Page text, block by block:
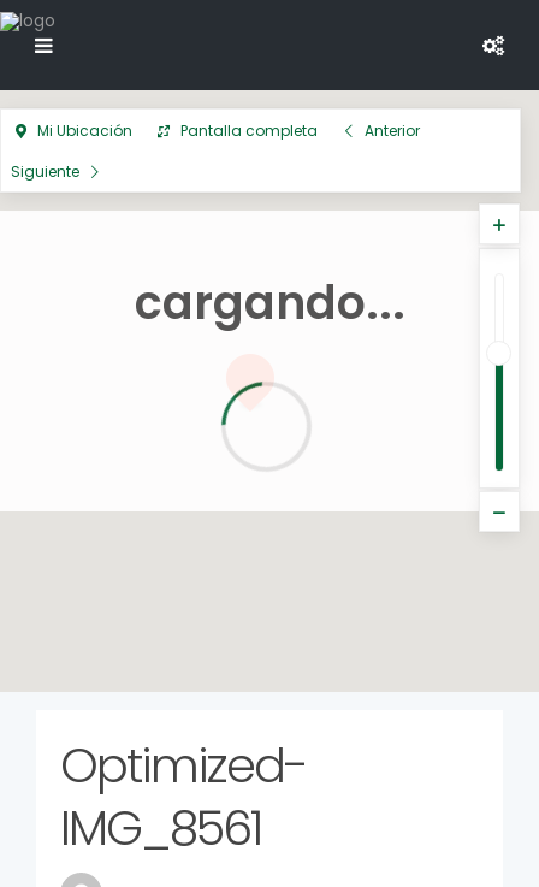
cargando...
Mi Ubicación Pantalla completa
Anterior
Siguiente
Optimized-
IMG_8561